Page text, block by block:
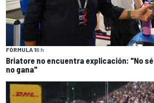
FÓRMULA 16 h
Briatore no encuentra explicación: "No
no gana"